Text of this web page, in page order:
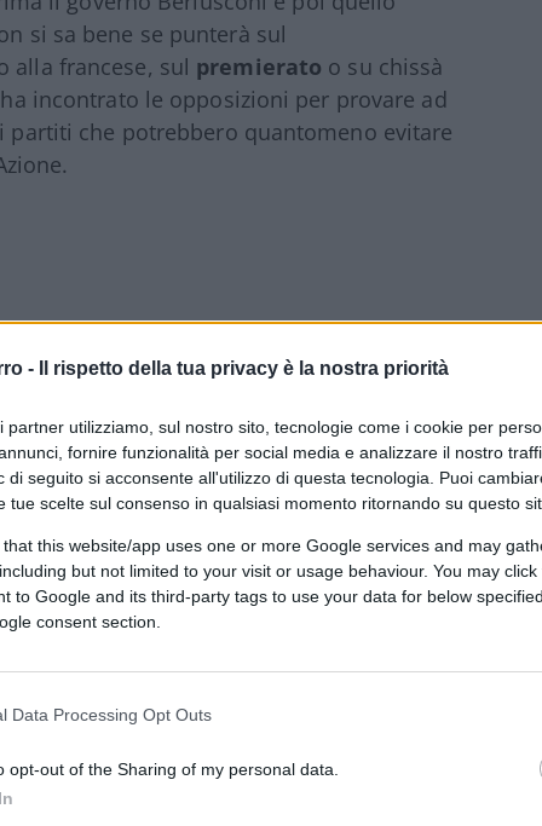
- Il rispetto della tua privacy è la nostra priorità
partner utilizziamo, sul nostro sito, tecnologie come i cookie per
fornire funzionalità per social media e analizzare il nostro
di seguito si acconsente all'utilizzo di questa tecnologia. Puoi
tue scelte sul consenso in qualsiasi momento ritornando su questo
that this website/app uses one or more Google services and may
but not limited to your visit or usage behaviour. You may
to Google and its third-party tags to use your data for below
consent section.
Data Processing Opt Outs
opt-out of the Sharing of my personal data.
si sa bene se punterà sul
alla francese, sul premierato o su chissà
incontrato le opposizioni per provare ad
che potrebbero quantomeno evitare
cosa” e soprattutto quali spiragli
della Meloni era scritto chiaramente
sarebbe dovuta partire prima
il premier ha messo le carte sul
sono tre: il sistema presidenziale, cioè
che diventerebbe anche il capo
semipresidenziale, con la scelta del
elettori e poi questi che nomina un capo
l’opzione del “premierato”, con
e con la nomina da parte del
super partes e di contrappeso. Al
consultazioni, Meloni non ha fornito
margine per trovare una sintesi anche
trovasse il muro contro muro,
di convincere gli italiani al